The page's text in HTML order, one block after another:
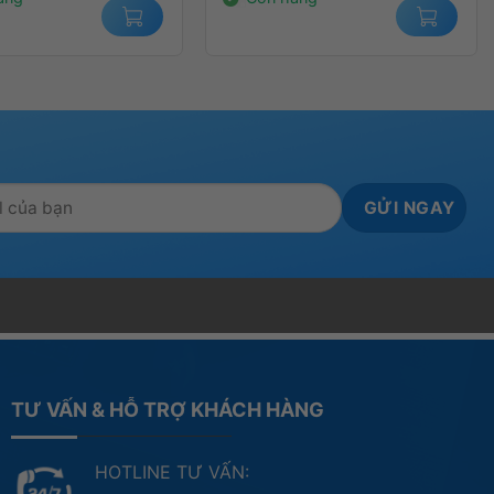
TƯ VẤN & HỖ TRỢ KHÁCH HÀNG
HOTLINE TƯ VẤN: